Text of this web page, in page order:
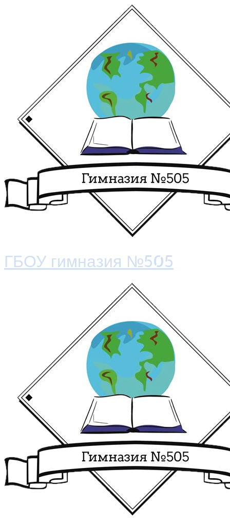
ГБОУ гимназия №505